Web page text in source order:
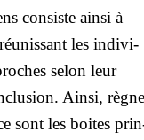
consiste ain­si à
les indi­vi­
selon leur
Ain­si,
sont les boites